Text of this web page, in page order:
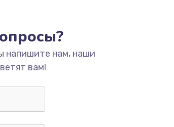
напишите нам, наши
вам!